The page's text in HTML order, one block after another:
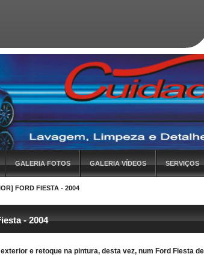
GALERIA FOTOS GALERIA VÍDEOS SERVIÇOS
FORD FIESTA - 2004
- 2004
e retoque na pintura, desta vez, num Ford Fiesta